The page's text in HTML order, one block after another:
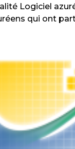
Logiciel
qui ont